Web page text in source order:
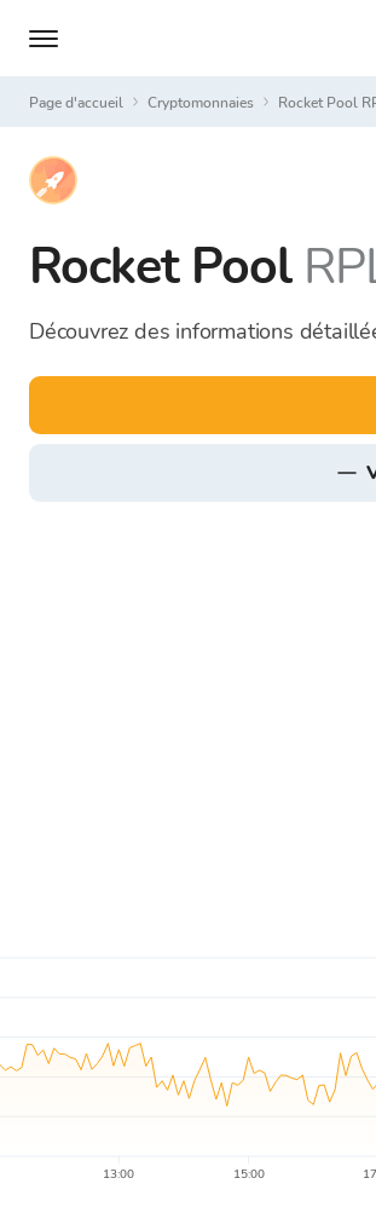
Page d'accueil Cryptomonnaies Rocket Pool
Rocket Pool
Découvrez des informations
13:00 15:00